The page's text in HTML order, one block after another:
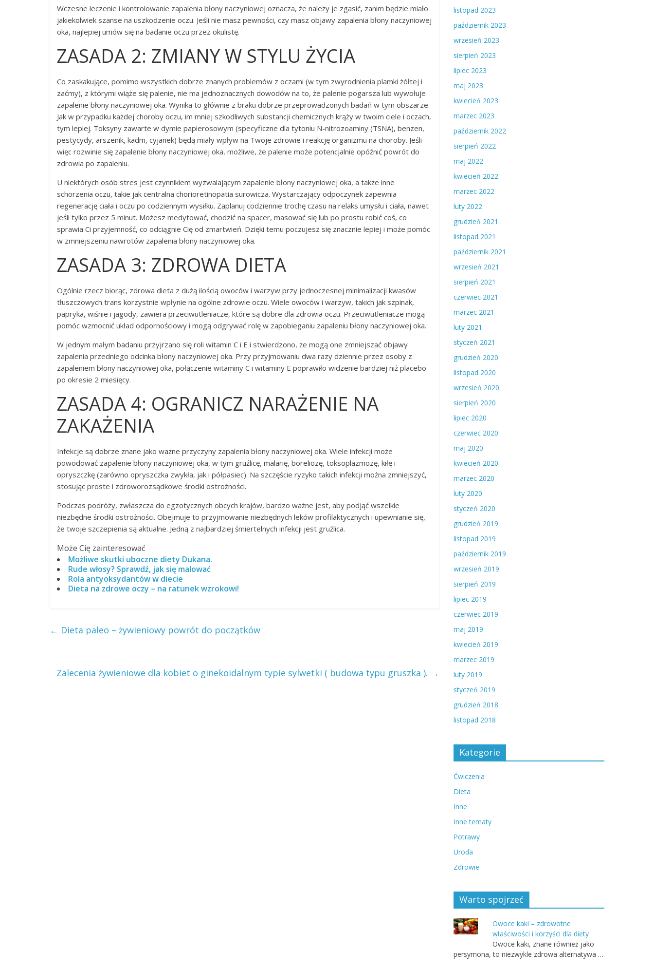
Wczesne leczenie i kontrolowanie zapalenia błony naczyniowej oznacza, że należy je zgasić, zanim będzie miało
jakiekolwiek szanse na uszkodzenie oczu. Jeśli nie masz pewności, czy masz objawy zapalenia błony naczyniowej
oka, najlepiej umów się na badanie oczu przez okulistę.
ZASADA 2: ZMIANY W STYLU ŻYCIA
Co zaskakujące, pomimo wszystkich dobrze znanych problemów z oczami (w tym zwyrodnienia plamki żółtej i
zaćmy), z którymi wiąże się palenie, nie ma jednoznacznych dowodów na to, że palenie pogarsza lub wywołuje
zapalenie błony naczyniowej oka. Wynika to głównie z braku dobrze przeprowadzonych badań w tym obszarze.
Jak w przypadku każdej choroby oczu, im mniej szkodliwych substancji chemicznych krąży w twoim ciele i oczach,
tym lepiej. Toksyny zawarte w dymie papierosowym (specyficzne dla tytoniu N-nitrozoaminy (TSNA), benzen,
pestycydy, arszenik, kadm, cyjanek) będą miały wpływ na Twoje zdrowie i reakcję organizmu na choroby. Jeśli
więc rozwinie się zapalenie błony naczyniowej oka, możliwe, że palenie może potencjalnie opóźnić powrót do
zdrowia po zapaleniu.
U niektórych osób stres jest czynnikiem wyzwalającym zapalenie błony naczyniowej oka, a także inne
schorzenia oczu, takie jak centralna chorioretinopatia surowicza. Wystarczający odpoczynek zapewnia
regenerację ciała i oczu po codziennym wysiłku. Zaplanuj codziennie trochę czasu na relaks umysłu i ciała, nawet
jeśli tylko przez 5 minut. Możesz medytować, chodzić na spacer, masować się lub po prostu robić coś, co
sprawia Ci przyjemność, co odciągnie Cię od zmartwień. Dzięki temu poczujesz się znacznie lepiej i może pomóc
w zmniejszeniu nawrotów zapalenia błony naczyniowej oka.
ZASADA 3: ZDROWA DIETA
Ogólnie rzecz biorąc, zdrowa dieta z dużą ilością owoców i warzyw przy jednoczesnej minimalizacji kwasów
tłuszczowych trans korzystnie wpłynie na ogólne zdrowie oczu. Wiele owoców i warzyw, takich jak szpinak,
papryka, wiśnie i jagody, zawiera przeciwutleniacze, które są dobre dla zdrowia oczu. Przeciwutleniacze mogą
pomóc wzmocnić układ odpornościowy i mogą odgrywać rolę w zapobieganiu zapaleniu błony naczyniowej oka.
W jednym małym badaniu przyjrzano się roli witamin C i E i stwierdzono, że mogą one zmniejszać objawy
zapalenia przedniego odcinka błony naczyniowej oka. Przy przyjmowaniu dwa razy dziennie przez osoby z
zapaleniem błony naczyniowej oka, połączenie witaminy C i witaminy E poprawiło widzenie bardziej niż placebo
po okresie 2 miesięcy.
ZASADA 4: OGRANICZ NARAŻENIE NA
ZAKAŻENIA
Infekcje są dobrze znane jako ważne przyczyny zapalenia błony naczyniowej oka. Wiele infekcji może
powodować zapalenie błony naczyniowej oka, w tym gruźlicę, malarię, boreliozę, toksoplazmozę, kiłę i
opryszczkę (zarówno opryszczka zwykła, jak i półpasiec). Na szczęście ryzyko takich infekcji można zmniejszyć,
stosując proste i zdroworozsądkowe środki ostrożności.
Podczas podróży, zwłaszcza do egzotycznych obcych krajów, bardzo ważne jest, aby podjąć wszelkie
niezbędne środki ostrożności. Obejmuje to przyjmowanie niezbędnych leków profilaktycznych i upewnianie się,
że twoje szczepienia są aktualne. Jedną z najbardziej śmiertelnych infekcji jest gruźlica.
Może Cię zainteresować
Możliwe skutki uboczne diety Dukana.
Rude włosy? Sprawdź, jak się malować
Rola antyoksydantów w diecie
Dieta na zdrowe oczy – na ratunek wzrokowi!
← Dieta paleo – żywieniowy powrót do początków
Zalecenia żywieniowe dla kobiet o ginekoidalnym typie sylwetki ( budowa typu gruszka ). →
listopad 2023
październik 2023
wrzesień 2023
sierpień 2023
lipiec 2023
maj 2023
kwiecień 2023
marzec 2023
październik 2022
sierpień 2022
maj 2022
kwiecień 2022
marzec 2022
luty 2022
grudzień 2021
listopad 2021
październik 2021
wrzesień 2021
sierpień 2021
czerwiec 2021
marzec 2021
luty 2021
styczeń 2021
grudzień 2020
listopad 2020
wrzesień 2020
sierpień 2020
lipiec 2020
czerwiec 2020
maj 2020
kwiecień 2020
marzec 2020
luty 2020
styczeń 2020
grudzień 2019
listopad 2019
październik 2019
wrzesień 2019
sierpień 2019
lipiec 2019
czerwiec 2019
maj 2019
kwiecień 2019
marzec 2019
luty 2019
styczeń 2019
grudzień 2018
listopad 2018
Kategorie
Ćwiczenia
Dieta
Inne
Inne tematy
Potrawy
Uroda
Zdrowie
Warto spojrzeć
Owoce kaki – zdrowotne
właściwości i korzyści dla diety
Owoce kaki, znane również jako
persymona, to niezwykle zdrowa alternatywa …